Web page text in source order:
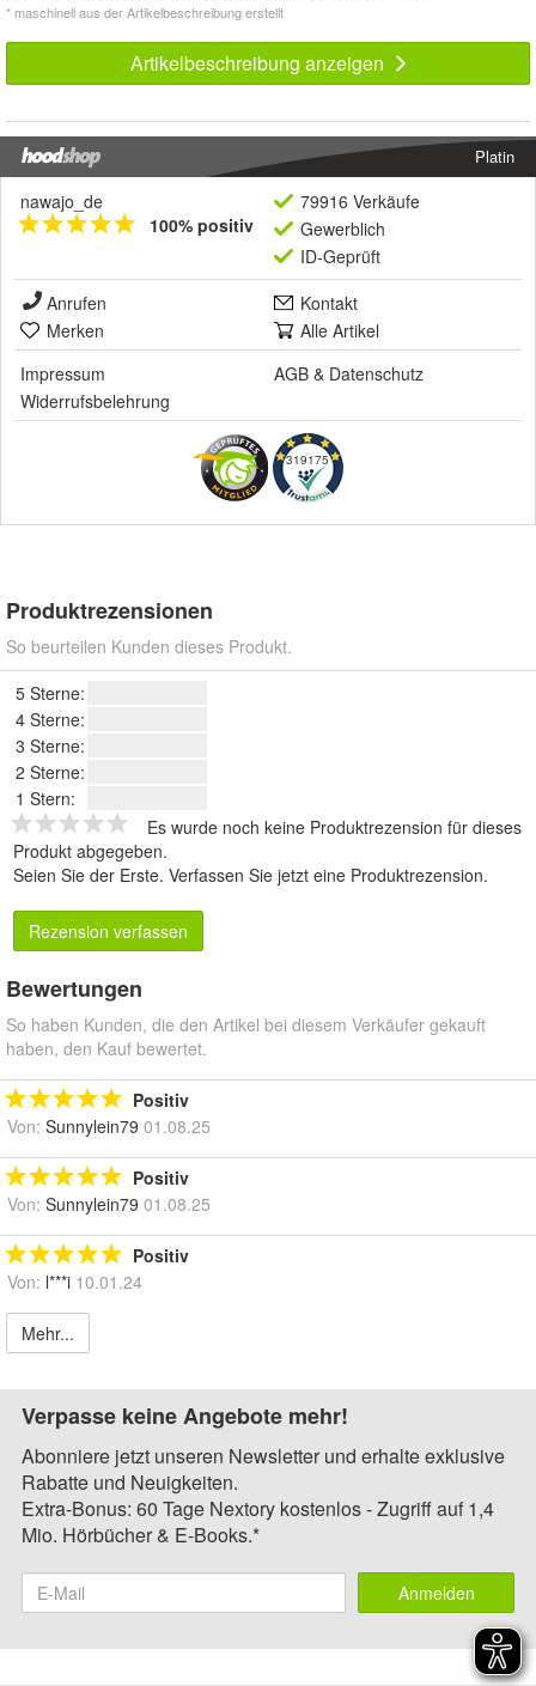
* maschinell aus der Artikelbeschreibung erstellt
Artikelbeschreibung anzeigen
Platin
nawajo_de
100% positiv
79916 Verkäufe
Gewerblich
ID-Geprüft
Anrufen
Kontakt
Merken
Alle Artikel
Impressum
AGB & Datenschutz
Widerrufsbelehrung
319175
Produktrezensionen
So beurteilen Kunden dieses Produkt.
5 Sterne:
4 Sterne:
3 Sterne:
2 Sterne:
1 Stern:
Es wurde noch keine Produktrezension für dieses
Produkt abgegeben.
Seien Sie der Erste. Verfassen Sie jetzt eine Produktrezension.
Rezension verfassen
Bewertungen
So haben Kunden, die den Artikel bei diesem Verkäufer gekauft
haben, den Kauf bewertet.
Positiv
Von: Sunnylein79 01.08.25
Positiv
Von: Sunnylein79 01.08.25
Positiv
Von: l***i 10.01.24
Mehr...
Verpasse keine Angebote mehr!
Abonniere jetzt unseren Newsletter und erhalte exklusive
Rabatte und Neuigkeiten.
Extra-Bonus: 60 Tage Nextory kostenlos - Zugriff auf 1,4
Mio. Hörbücher & E-Books.*
Anmelden